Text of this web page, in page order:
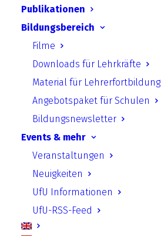
Publikationen
Bildungsbereich
Filme
Downloads für Lehrkräfte
Material für Lehrerfortbildung
Angebotspaket für Schulen
Bildungsnewsletter
Events & mehr
Veranstaltungen
Neuigkeiten
UfU Informationen
UfU-RSS-Feed
Projektinhalte: